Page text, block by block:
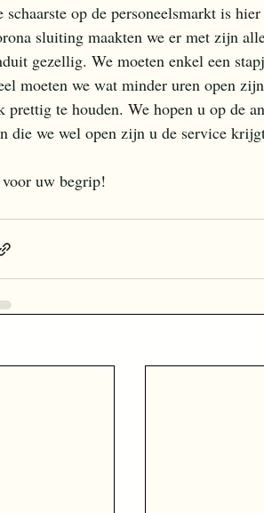
schaarste op de personeelsmarkt is hier
sluiting maakten we er met zijn
gezellig. We moeten enkel een
moeten we wat minder uren open
prettig te houden. We hopen u op de
die we wel open zijn u de service
uw begrip!